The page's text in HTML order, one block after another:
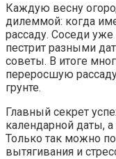
Каждую весну
дилеммой: когда
рассаду. Соседи
пестрит разными
советы. В итоге
переросшую
грунте.
Главный секрет
календарной даты,
Только так можно
вытягивания и